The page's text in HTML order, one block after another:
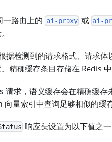
一路由上的 ai-proxy或 ai-
据检测到的请求格式、请求
精确缓存条目存储在 Redis
求，语义缓存会在精确缓存
量索引中查询足够相似的缓存
响应头设置为以下值之一